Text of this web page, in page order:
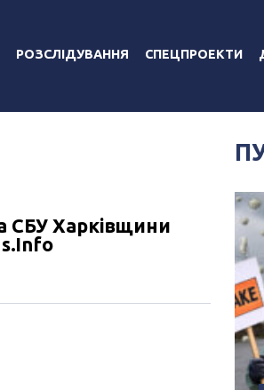
РОЗСЛІДУВАННЯ СПЕЦПРОЕКТИ
СБУ Харківщини